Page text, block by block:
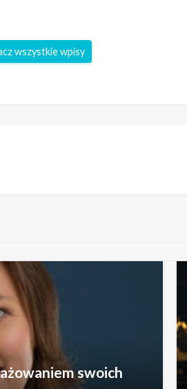
wszystkie wpisy
swoich